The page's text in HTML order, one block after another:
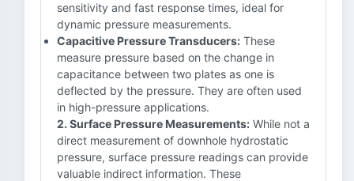
sensitivity and fast response times, ideal for
dynamic pressure measurements.
Capacitive Pressure Transducers: These
measure pressure based on the change in
capacitance between two plates as one is
deflected by the pressure. They are often used
in high-pressure applications.
2. Surface Pressure Measurements: While not a
direct measurement of downhole hydrostatic
pressure, surface pressure readings can provide
valuable indirect information. These